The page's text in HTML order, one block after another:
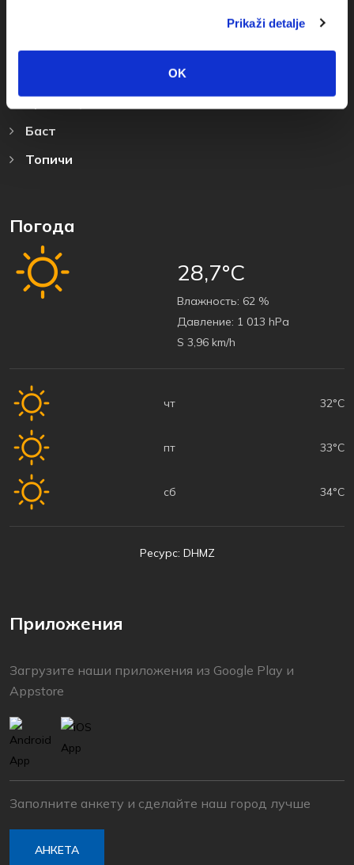
Prikaži detalje
OK
Крвавица
Баст
Топичи
Погода
28,7°C
Bлажность: 62 %
Давление: 1 013 hPa
S 3,96 km/h
чт 32°C
пт 33°C
сб 34°C
Ресурс: DHMZ
Приложения
Загрузите наши приложения из Google Play и
Appstore
Заполните анкету и сделайте наш город лучше
АНКЕТА